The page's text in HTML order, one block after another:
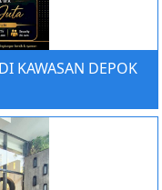
KAWASAN DEPOK